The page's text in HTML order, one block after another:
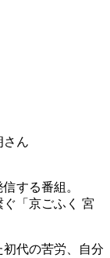
さん
する番組。
「京ごふく 宮
代の苦労、自分